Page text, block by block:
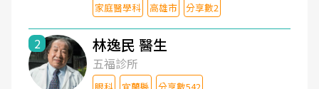
家庭醫學科 高雄市 分享數2
2 林逸民 醫生
五福診所